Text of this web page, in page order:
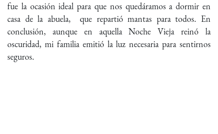
fue la ocasión ideal para que nos quedáramos a dormir en
casa de la abuela, que repartió mantas para todos. En
conclusión, aunque en aquella Noche Vieja reinó la
oscuridad, mi familia emitió la luz necesaria para sentirnos
seguros.